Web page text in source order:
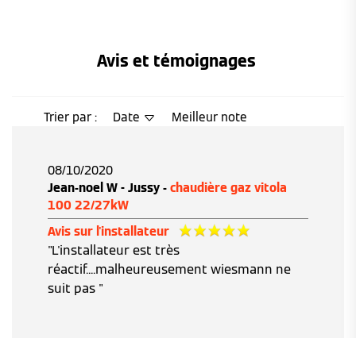
Avis et témoignages
Trier par : Date Meilleur note
08/10/2020
Jean-noel W - Jussy - chaudière gaz vitola
100 22/27kW
Avis sur l'installateur
"L'installateur est très
réactif....malheureusement wiesmann ne
suit pas "